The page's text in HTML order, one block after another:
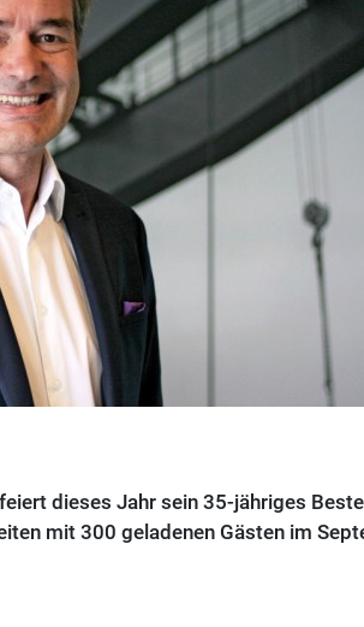
dieses Jahr sein 35-jähriges
mit 300 geladenen Gästen im